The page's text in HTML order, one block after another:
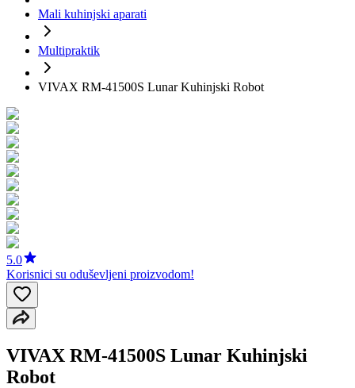
Mali kuhinjski aparati
Multipraktik
VIVAX RM-41500S Lunar Kuhinjski Robot
5.0
Korisnici su oduševljeni proizvodom!
VIVAX RM-41500S Lunar Kuhinjski
Robot